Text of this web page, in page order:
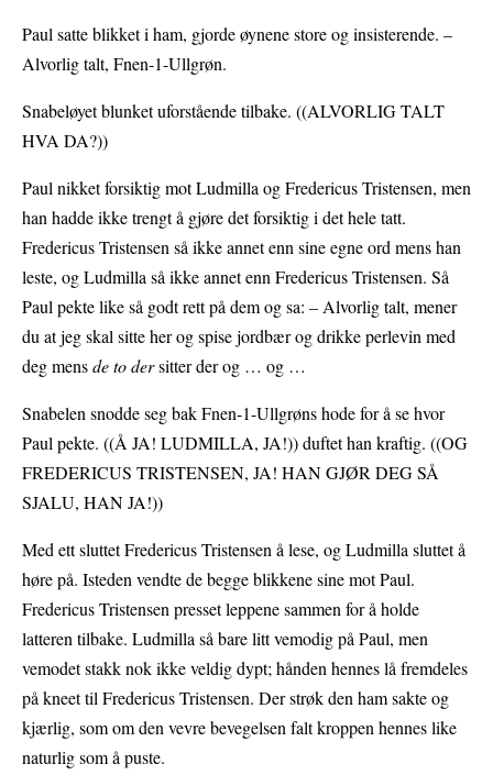
Paul satte blikket i ham, gjorde øynene store og insisterende. –
Alvorlig talt, Fnen-1-Ullgrøn.
Snabeløyet blunket uforstående tilbake. ((ALVORLIG TALT
HVA DA?))
Paul nikket forsiktig mot Ludmilla og Fredericus Tristensen, men
han hadde ikke trengt å gjøre det forsiktig i det hele tatt.
Fredericus Tristensen så ikke annet enn sine egne ord mens han
leste, og Ludmilla så ikke annet enn Fredericus Tristensen. Så
Paul pekte like så godt rett på dem og sa: – Alvorlig talt, mener
du at jeg skal sitte her og spise jordbær og drikke perlevin med
deg mensde to dersitter der og … og …
Snabelen snodde seg bak Fnen-1-Ullgrøns hode for å se hvor
Paul pekte. ((Å JA! LUDMILLA, JA!)) duftet han kraftig. ((OG
FREDERICUS TRISTENSEN, JA! HAN GJØR DEG SÅ
SJALU, HAN JA!))
Med ett sluttet Fredericus Tristensen å lese, og Ludmilla sluttet å
høre på. Isteden vendte de begge blikkene sine mot Paul.
Fredericus Tristensen presset leppene sammen for å holde
latteren tilbake. Ludmilla så bare litt vemodig på Paul, men
vemodet stakk nok ikke veldig dypt; hånden hennes lå fremdeles
på kneet til Fredericus Tristensen. Der strøk den ham sakte og
kjærlig, som om den vevre bevegelsen falt kroppen hennes like
naturlig som å puste.